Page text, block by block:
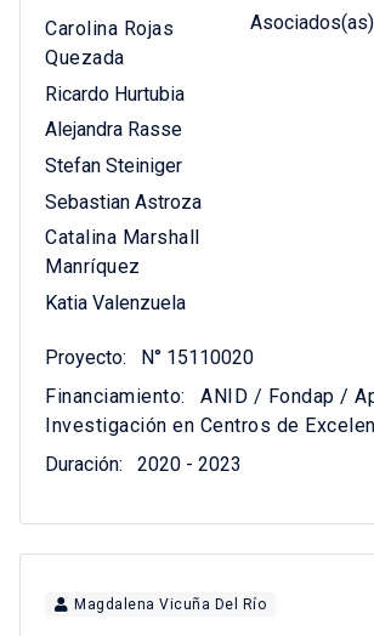
Carolina Rojas
Quezada
Ricardo Hurtubia
Alejandra Rasse
Stefan Steiniger
Sebastian Astroza
Catalina Marshall
Manríquez
Katia Valenzuela
Asociados(as)
Proyecto:
N° 15110020
Financiamiento:
ANID / Fondap /
Investigación en Centros de
Duración:
2020 - 2023
Magdalena Vicuña Del Río